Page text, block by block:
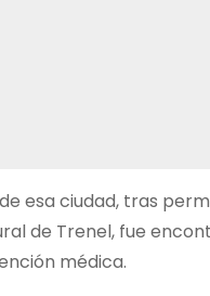
esa ciudad, tras
de Trenel, fue
médica.